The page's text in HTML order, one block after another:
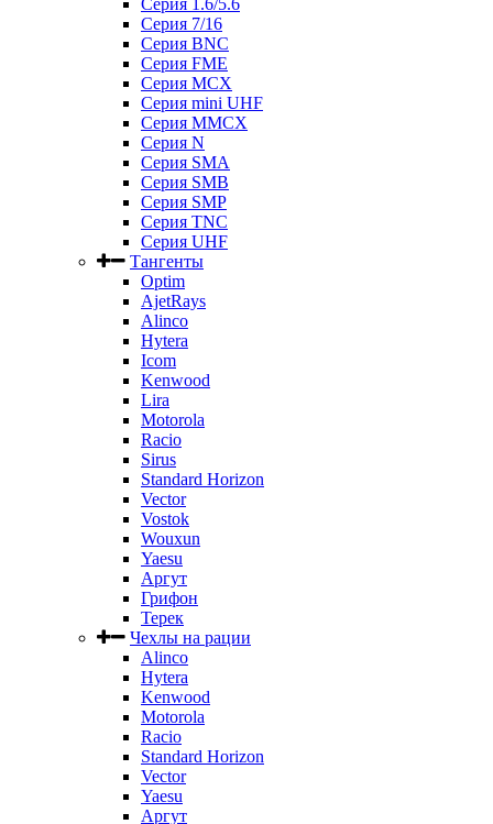
Серия 1.6/5.6
Серия 7/16
Серия BNC
Серия FME
Серия MCX
Серия mini UHF
Серия MMCX
Серия N
Серия SMA
Серия SMB
Серия SMP
Серия TNC
Серия UHF
Тангенты
Optim
AjetRays
Alinco
Hytera
Icom
Kenwood
Lira
Motorola
Racio
Sirus
Standard Horizon
Vector
Vostok
Wouxun
Yaesu
Аргут
Грифон
Терек
Чехлы на рации
Alinco
Hytera
Kenwood
Motorola
Racio
Standard Horizon
Vector
Yaesu
Аргут